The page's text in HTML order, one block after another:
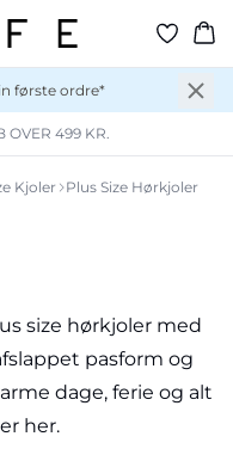
første ordre*
OVER 499 KR.
Kjoler Plus Size Hørkjoler
size hørkjoler med
pasform og
dage, ferie og alt
her.